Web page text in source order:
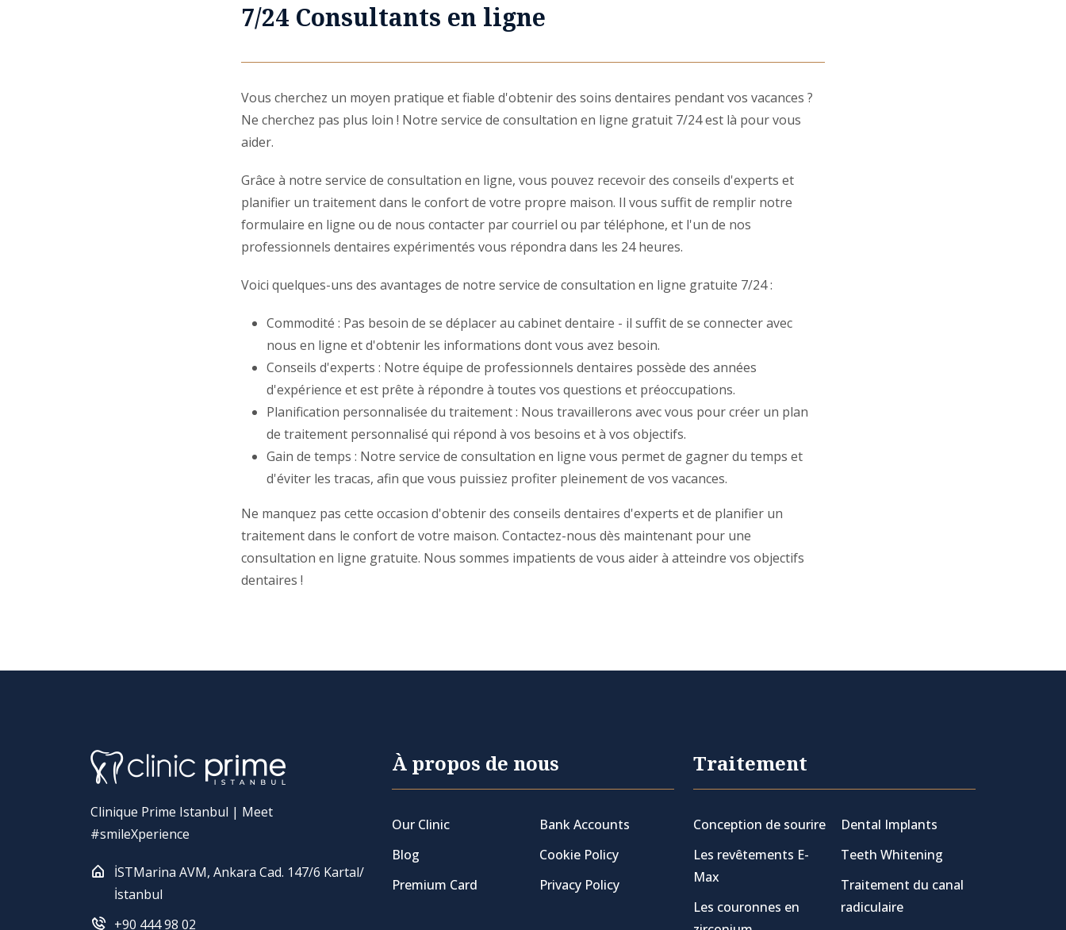
7/24 Consultants en ligne
Vous cherchez un moyen pratique et fiable d'obtenir des soins dentaires pendant vos vacances ?
Ne cherchez pas plus loin ! Notre service de consultation en ligne gratuit 7/24 est là pour vous
aider.
Grâce à notre service de consultation en ligne, vous pouvez recevoir des conseils d'experts et
planifier un traitement dans le confort de votre propre maison. Il vous suffit de remplir notre
formulaire en ligne ou de nous contacter par courriel ou par téléphone, et l'un de nos
professionnels dentaires expérimentés vous répondra dans les 24 heures.
Voici quelques-uns des avantages de notre service de consultation en ligne gratuite 7/24 :
Commodité : Pas besoin de se déplacer au cabinet dentaire - il suffit de se connecter avec
nous en ligne et d'obtenir les informations dont vous avez besoin.
Conseils d'experts : Notre équipe de professionnels dentaires possède des années
d'expérience et est prête à répondre à toutes vos questions et préoccupations.
Planification personnalisée du traitement : Nous travaillerons avec vous pour créer un plan
de traitement personnalisé qui répond à vos besoins et à vos objectifs.
Gain de temps : Notre service de consultation en ligne vous permet de gagner du temps et
d'éviter les tracas, afin que vous puissiez profiter pleinement de vos vacances.
Ne manquez pas cette occasion d'obtenir des conseils dentaires d'experts et de planifier un
traitement dans le confort de votre maison. Contactez-nous dès maintenant pour une
consultation en ligne gratuite. Nous sommes impatients de vous aider à atteindre vos objectifs
dentaires !
Clinique Prime Istanbul | Meet
#smileXperience
İSTMarina AVM, Ankara Cad. 147/6 Kartal/
İstanbul
+90 444 98 02
À propos de nous
Our Clinic
Blog
Premium Card
Bank Accounts
Cookie Policy
Privacy Policy
Traitement
Conception de sourire
Les revêtements E-
Max
Les couronnes en
Dental Implants
Teeth Whitening
Traitement du canal
radiculaire